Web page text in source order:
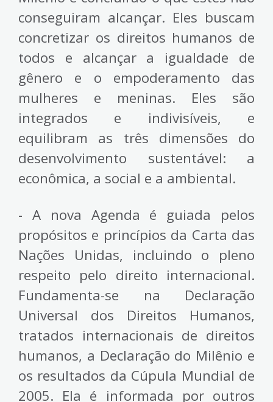
conseguiram alcançar. Eles buscam
concretizar os direitos humanos de
todos e alcançar a igualdade de
gênero e o empoderamento das
mulheres e meninas. Eles são
integrados e indivisíveis, e
equilibram as três dimensões do
desenvolvimento sustentável: a
econômica, a social e a ambiental.
- A nova Agenda é guiada pelos
propósitos e princípios da Carta das
Nações Unidas, incluindo o pleno
respeito pelo direito internacional.
Fundamenta-se na Declaração
Universal dos Direitos Humanos,
tratados internacionais de direitos
humanos, a Declaração do Milênio e
os resultados da Cúpula Mundial de
2005. Ela é informada por outros